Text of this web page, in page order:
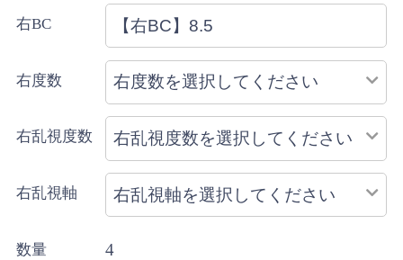
右BC
右度数
右乱視度数
右乱視軸
数量 4